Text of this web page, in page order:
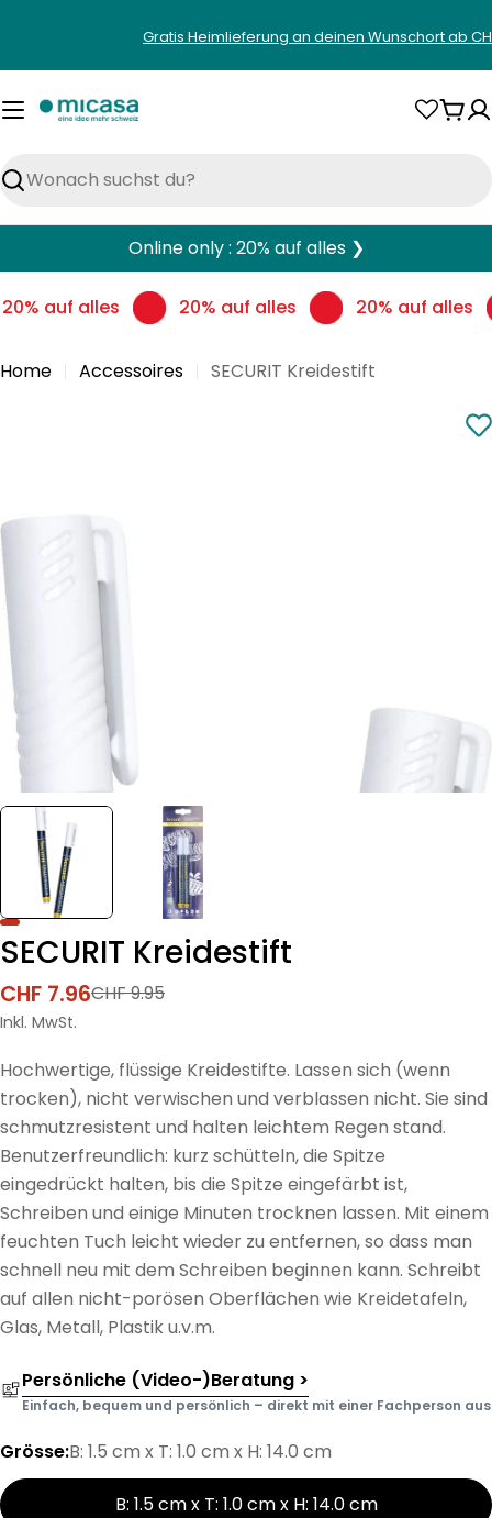
springen
Gratis Heimlieferung an deinen Wunschort ab
Suchen
Online only : 20% auf alles ❯
20% auf alles 20% auf alles 20% auf alles
Home Accessoires SECURIT Kreidestift
SECURIT Kreidestift
Verkaufspreis
CHF 7.96
Regulärer
Preis
CHF 9.95
Inkl. MwSt.
Hochwertige, flüssige Kreidestifte. Lassen sich (wenn
trocken), nicht verwischen und verblassen nicht. Sie sind
schmutzresistent und halten leichtem Regen stand.
Benutzerfreundlich: kurz schütteln, die Spitze
eingedrückt halten, bis die Spitze eingefärbt ist,
Schreiben und einige Minuten trocknen lassen. Mit einem
feuchten Tuch leicht wieder zu entfernen, so dass man
schnell neu mit dem Schreiben beginnen kann. Schreibt
auf allen nicht-porösen Oberflächen wie Kreidetafeln,
Glas, Metall, Plastik u.v.m.
Persönliche (Video-)Beratung >
Einfach, bequem und persönlich – direkt mit einer Fachperson aus
Grösse:B: 1.5 cm x T: 1.0 cm x H: 14.0 cm
B: 1.5 cm x T: 1.0 cm x H: 14.0 cm